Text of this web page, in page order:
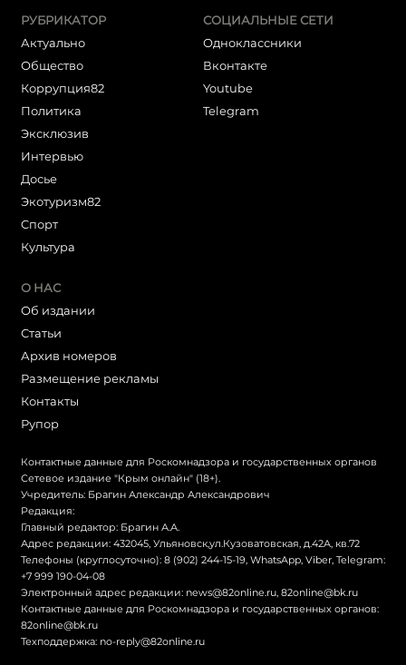
РУБРИКАТОР
Актуально
Общество
Коррупция82
Политика
Эксклюзив
Интервью
Досье
Экотуризм82
Cпорт
Культура
СОЦИАЛЬНЫЕ СЕТИ
Одноклассники
Вконтакте
Youtube
Telegram
О НАС
Об издании
Статьи
Архив номеров
Размещение рекламы
Контакты
Рупор
Контактные данные для Роскомнадзора и государственных органов
Сетевое издание "Крым онлайн" (18+).
Учредитель: Брагин Александр Александрович
Редакция:
Главный редактор: Брагин А.А.
Адрес редакции: 432045, Ульяновск,ул.Кузоватовская, д.42А, кв.72
Телефоны (круглосуточно): 8 (902) 244-15-19, WhatsApp, Viber, Telegram:
+7 999 190-04-08
Электронный адрес редакции: news@82online.ru 82online@bk.ru
Контактные данные для Роскомнадзора и государственных органов:
82online@bk.ru
Техподдержка: no-reply@82online.ru